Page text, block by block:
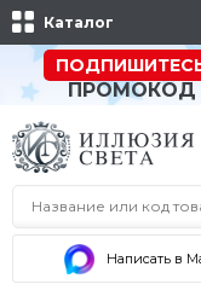
Каталог
ПРОМОКОД
Написать в